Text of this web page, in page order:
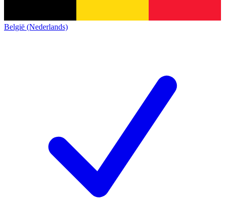
België (Nederlands)